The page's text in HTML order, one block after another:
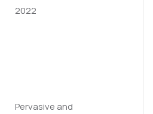
2022
Pervasive and